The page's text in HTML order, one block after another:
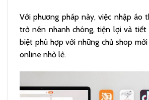
Với phương pháp này, việc nhập áo
trở nên nhanh chóng, tiện lợi và tiết
biệt phù hợp với những chủ shop
online nhỏ lẻ.